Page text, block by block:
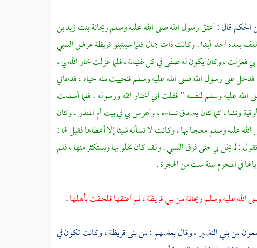
الحكمقال :أعتق رسول الله صلى الله عليه وسلمريحانة بنت زيد بن
بعده أحدا أبدا . وكانت ذات جمال فلما سبيتبنو قريظةعرض السبي
، وكان يكون له صفي في كل غنيمة ، فلما عزلت خار الله لي ،
علي رسول الله صلى الله عليه وسلم فتحييت منه حياء ، فدعاني
عليه وسلم لنفسه " فقلت إني أختار الله ورسوله . فلما أسلمت
ونشا ، كما كان يصدق نساءه ، وأعرس بي في بيتأم المنذر ،وكان
وسلم معجبا بها ، وكانت لا تسأله شيئا إلا أعطاها فقيل لها :
: لم يخل بي حتى فرق السبي . ولقد كان يخلو بها ويستكثر منها ، فلم
في المحرم سنة ست من الهجرة .
الله عليه وسلمريحانةمنبني قريظة ،ثم أعتقها فلحقت بأهلها.
منبني النضير ،وقال بعضهم : منبني قريظة ،وكانت تكون في